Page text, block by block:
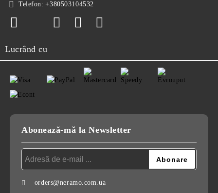
Telefon: +380503104532
Lucrând cu
Abonează-mă la Newsletter
orders@neramo.com.ua